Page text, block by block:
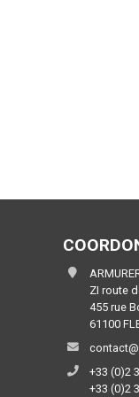
ZI route
455 rue
61100
+33 (0)2
+33 (0)2